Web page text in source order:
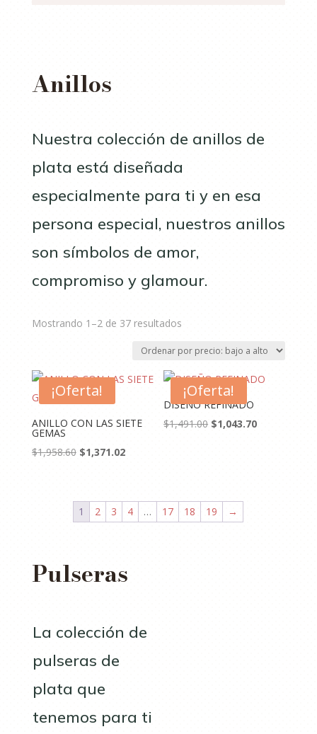
Anillos
Nuestra colección de anillos de
plata está diseñada
especialmente para ti y en esa
persona especial, nuestros anillos
son símbolos de amor,
compromiso y glamour.
Mostrando 1–2 de 37 resultadosOrdenado
precio:
bajo
a
alto
¡Oferta!
ANILLO CON LAS SIETE
GEMAS
$1,958.60 El
era:
$1,958.60.
$1,371.02El
es:
$1,371.02.
¡Oferta!
DISEÑO REFINADO
$1,491.00 El
$1,043.70El
1
2 3 4 … 17 18 19 →
Pulseras
La colección de
pulseras de
plata que
tenemos para ti